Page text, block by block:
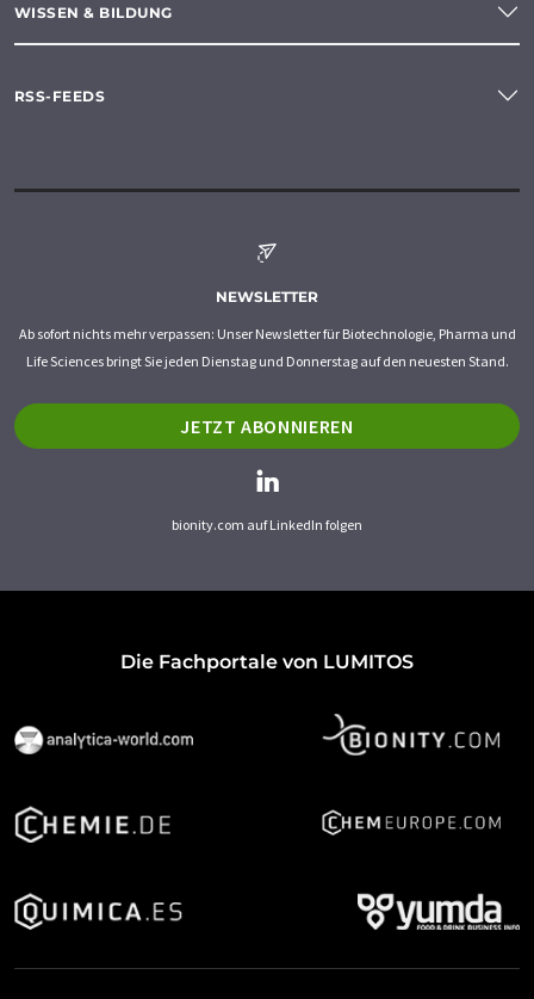
WISSEN & BILDUNG
RSS-FEEDS
NEWSLETTER
Ab sofort nichts mehr verpassen: Unser Newsletter für Biotechnologie, Pharma und
Life Sciences bringt Sie jeden Dienstag und Donnerstag auf den neuesten Stand.
JETZT ABONNIEREN
bionity.com auf LinkedIn folgen
Die Fachportale von LUMITOS